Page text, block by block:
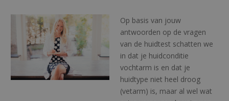
Op basis van jouw
antwoorden op de vragen
van de huidtest schatten we
in dat je huidconditie
vochtarm is en dat je
huidtype niet heel droog
(vetarm) is, maar al wel wat